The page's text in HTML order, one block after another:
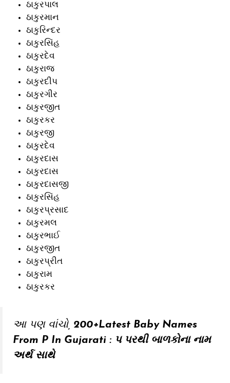
ઠાકુરપાલ
ઠાકુરમાન
ઠાકુરિન્દર
ઠાકુરસિંહ
ઠાકુરદેવ
ઠાકુરાજ
ઠાકુરદીપ
ઠાકુરગીર
ઠાકુરજીત
ઠાકુરકર
ઠાકુરજી
ઠાકુરદેવ
ઠાકુરદાસ
ઠાકુરદાસ
ઠાકુરદાસજી
ઠાકુરસિંહ
ઠાકુરપ્રસાદ
ઠાકુરમલ
ઠાકુરભાઈ
ઠાકુરજીત
ઠાકુરપ્રીત
ઠાકુરામ
ઠાકુરકર
આ પણ વાંચો, 200+Latest Baby Names
From P In Gujarati : પ પરથી બાળકોના નામ
અર્થ સાથે